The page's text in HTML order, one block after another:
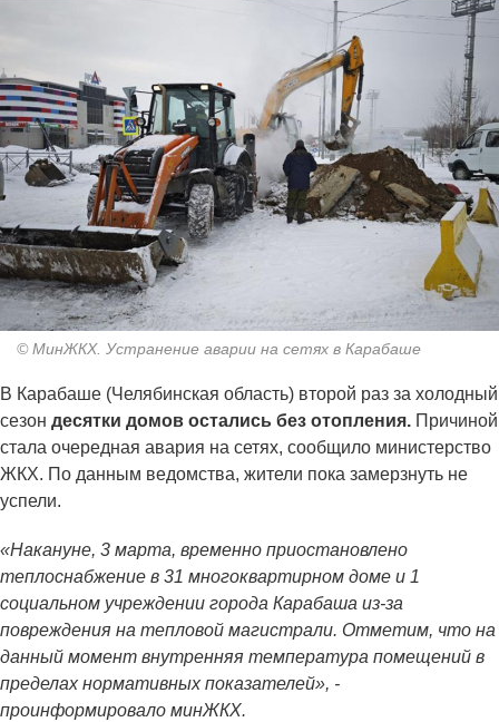
© МинЖКХ. Устранение аварии на сетях в Карабаше
В Карабаше (Челябинская область) второй раз за холодный
сезон десятки домов остались без отопления. Причиной
стала очередная авария на сетях, сообщило министерство
ЖКХ. По данным ведомства, жители пока замерзнуть не
успели.
«Накануне, 3 марта, временно приостановлено
теплоснабжение в 31 многоквартирном доме и 1
социальном учреждении города Карабаша из-за
повреждения на тепловой магистрали. Отметим, что на
данный момент внутренняя температура помещений в
пределах нормативных показателей», -
проинформировало минЖКХ.